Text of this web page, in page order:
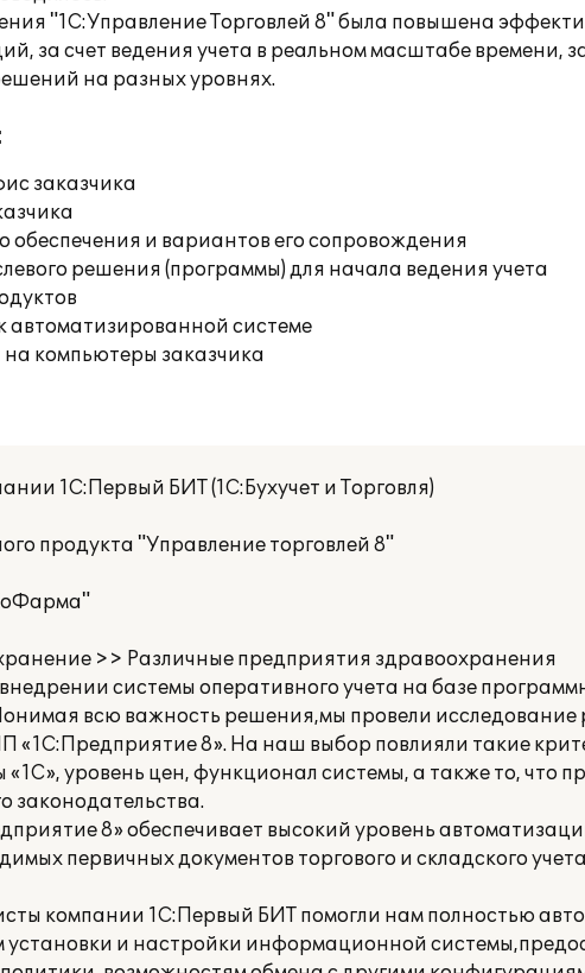
"1С:Управление Торговлей 8" была повышена
за счет ведения учета в реальном масштабе времени,
на разных уровнях.
заказчика
и вариантов его сопровождения
решения (программы) для начала ведения учета
автоматизированной системе
компьютеры заказчика
1С:Первый БИТ (1С:Бухучет и Торговля)
продукта "Управление торговлей 8"
>> Различные предприятия здравоохранения
системы оперативного учета на базе
всю важность решения,мы провели исследование
«1С:Предприятие 8». На наш выбор повлияли такие
уровень цен, функционал системы, а также то, что
законодательства.
8» обеспечивает высокий уровень
первичных документов торгового и складского
компании 1С:Первый БИТ помогли нам полностью
установки и настройки информационной